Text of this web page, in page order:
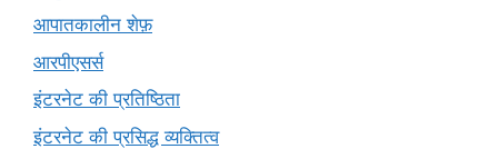
आपातकालीन शेफ़
आरपीएसर्स
इंटरनेट की प्रतिष्ठिता
इंटरनेट की प्रसिद्ध व्यक्तित्व